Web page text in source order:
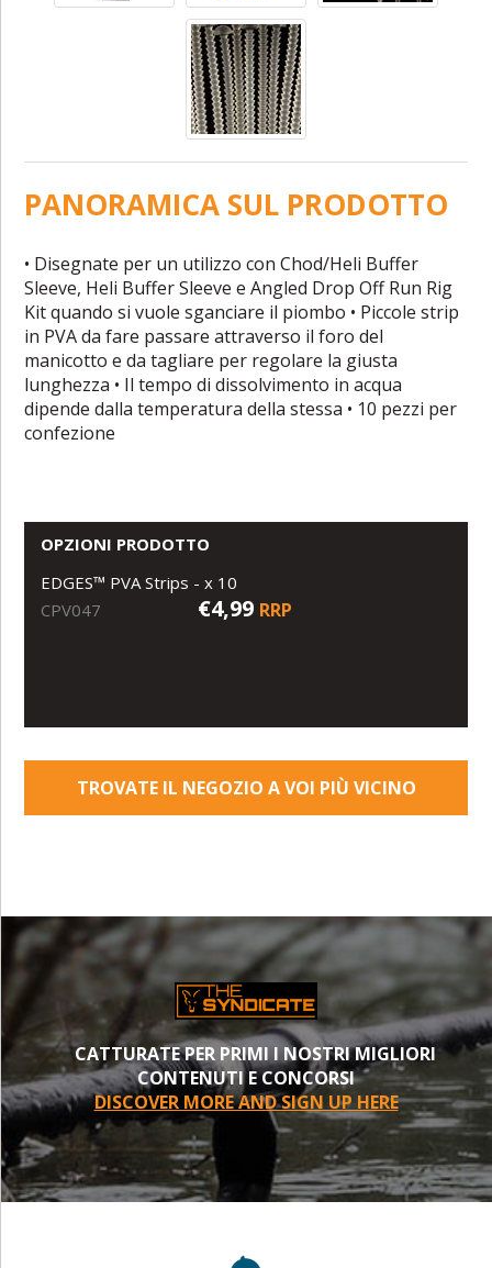
PANORAMICA SUL PRODOTTO
• Disegnate per un utilizzo con Chod/Heli Buffer
Sleeve, Heli Buffer Sleeve e Angled Drop Off Run Rig
Kit quando si vuole sganciare il piombo • Piccole strip
in PVA da fare passare attraverso il foro del
manicotto e da tagliare per regolare la giusta
lunghezza • Il tempo di dissolvimento in acqua
dipende dalla temperatura della stessa • 10 pezzi per
confezione
OPZIONI PRODOTTO
EDGES™ PVA Strips - x 10
CPV047
€4,99 RRP
TROVATE IL NEGOZIO A VOI PIÙ VICINO
CATTURATE PER PRIMI I NOSTRI MIGLIORI
CONTENUTI E CONCORSI
DISCOVER MORE AND SIGN UP HERE